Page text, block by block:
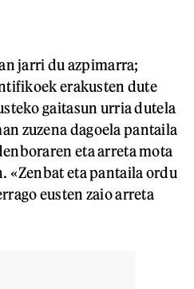
jarri du azpimarra;
erakusten dute
gaitasun urria dutela
zuzena dagoela pantaila
eta arreta mota
«Zenbat eta pantaila ordu
eusten zaio arreta